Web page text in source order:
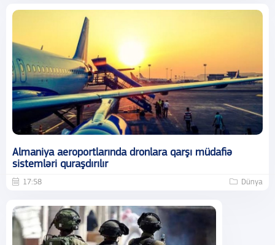
Almaniya aeroportlarında dronlara qarşı müdafiə
sistemləri quraşdırılır
17:58 Dünya